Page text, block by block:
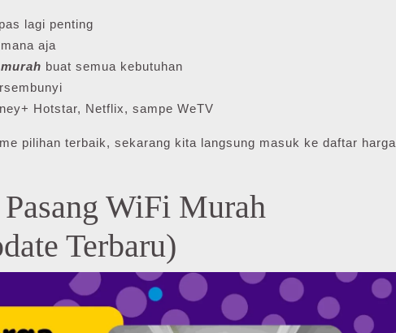
lagi penting
aja
buat semua kebutuhan
Hotstar, Netflix, sampe WeTV
pilihan terbaik, sekarang kita langsung masuk ke daftar harga
WiFi Murah
Terbaru)